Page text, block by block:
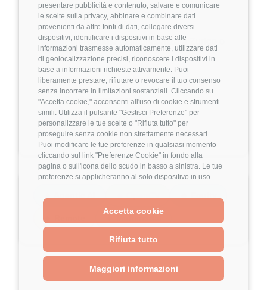
presentare pubblicità e contenuto, salvare e comunicare
le scelte sulla privacy, abbinare e combinare dati
provenienti da altre fonti di dati, collegare diversi
dispositivi, identificare i dispositivi in base alle
informazioni trasmesse automaticamente, utilizzare dati
di geolocalizzazione precisi, riconoscere i dispositivi in
base a informazioni richieste attivamente. Puoi
liberamente prestare, rifiutare o revocare il tuo consenso
senza incorrere in limitazioni sostanziali. Cliccando su
"Accetta cookie," acconsenti all'uso di cookie e strumenti
simili. Utilizza il pulsante "Gestisci Preferenze" per
personalizzare le tue scelte o "Rifiuta tutto" per
proseguire senza cookie non strettamente necessari.
Puoi modificare le tue preferenze in qualsiasi momento
cliccando sul link "Preferenze Cookie" in fondo alla
pagina o sull'icona dello scudo in basso a sinistra. Le tue
preferenze si applicheranno al solo dispositivo in uso.
Accetta cookie
Rifiuta tutto
Maggiori informazioni
and manufacturing.
The company builds:
End-to-end AI platforms
Custom models
Enterprise AI strategies
Use cases include:
Predictive maintenance
Supply chain optimization
Fleet management
Outage response systems
The goal is to rebuild the industrial base by
combining deep industry expertise with cutting-
edge AI.
What We’re Looking For
🖥️
Modalità di lavoro
Full-Remote (o in presenza a Zurigo o
Texas)
💰
Retribuzione annuale
200.000€ - 240.000€